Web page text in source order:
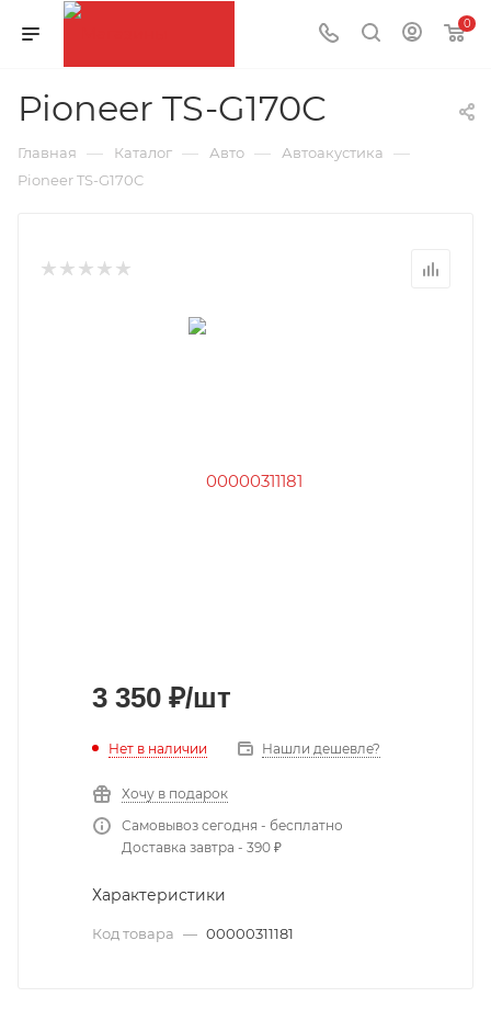
0
Pioneer TS-G170C
Главная — Каталог — Авто — Автоакустика —
Pioneer TS-G170C
3 350 ₽/шт
Нет в наличии Нашли дешевле?
Хочу в подарок
Самовывоз сегодня - бесплатно
Доставка завтра - 390 ₽
Характеристики
Код товара — 00000311181